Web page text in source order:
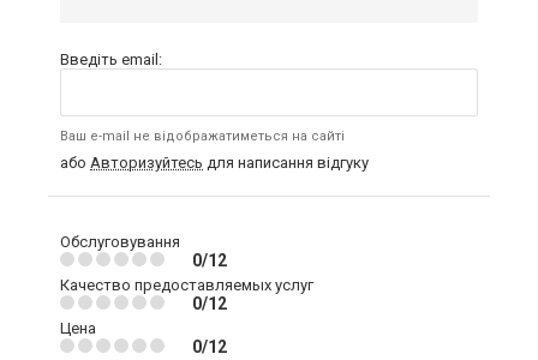
Введіть email:
Ваш e-mail не відображатиметься на сайті
або Авторизуйтесь для написання відгуку
Обслуговування
0/12
Качество предоставляемых услуг
0/12
Цена
0/12